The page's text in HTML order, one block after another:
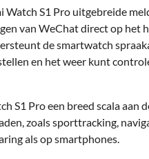
Watch S1 Pro uitgebreide
van WeChat direct op
de smartwatch
en het weer kunt
S1 Pro een breed scala aan
zoals sporttracking,
als op smartphones.